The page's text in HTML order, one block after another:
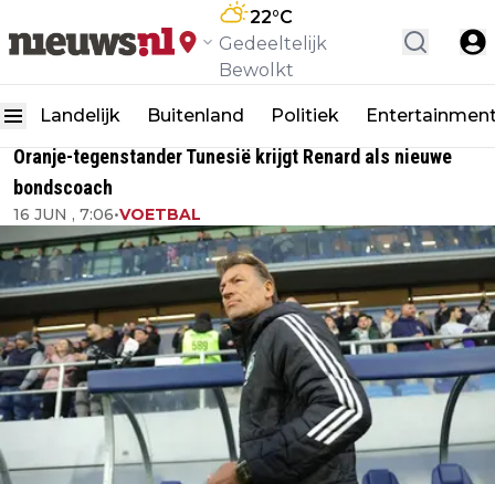
22°C
Gedeeltelijk
Bewolkt
Landelijk Buitenland Politiek
Oranje-tegenstander Tunesië krijgt Renard als nieuwe
bondscoach
16 JUN , 7:06•VOETBAL